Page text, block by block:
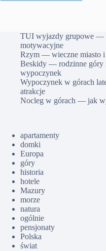
TUI wyjazdy grupowe —
motywacyjne
Rzym — wieczne miasto
Beskidy — rodzinne góry
wypoczynek
Wypoczynek w górach
atrakcje
Nocleg w górach — jak
apartamenty
domki
Europa
góry
historia
hotele
Mazury
morze
natura
ogólnie
pensjonaty
Polska
świat